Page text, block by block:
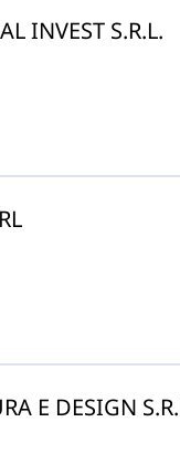
INVEST S.R.L.
E DESIGN